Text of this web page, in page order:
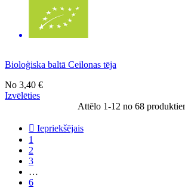
Bioloģiska baltā Ceilonas tēja
No 3,40 €
Izvēlēties
Attēlo 1-12 no 68
 Iepriekšējais
1
2
3
…
6